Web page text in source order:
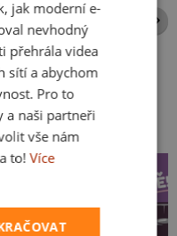
VÁNOCE
SLOVAK
jak moderní e-
nevhodný
přehrála videa
sítí a abychom
Pro to
a naši partneři
vše nám
to! Více